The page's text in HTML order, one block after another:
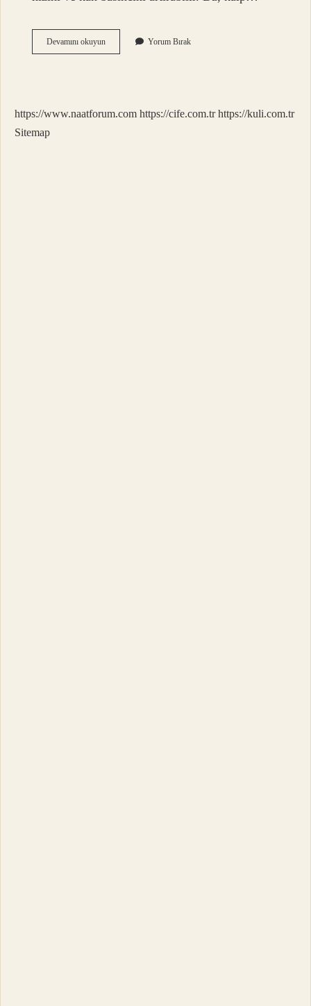
Devamını okuyunKahve
Zehirlenmesi
Yorum Bırak
https://www.naatforum.com https://cife.com.tr https://kuli.com.tr
Sitemap